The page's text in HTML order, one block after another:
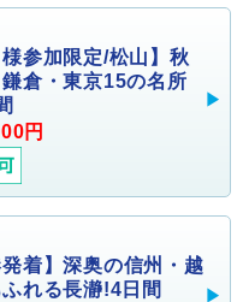
参加限定/松山】秋
倉・東京15の名所
円
着】深奥の信州・越
れる長瀞!4日間